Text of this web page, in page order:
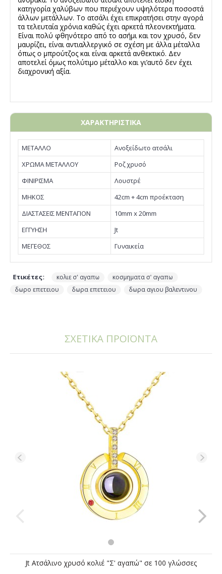
κατηγορία χαλύβων που περιέχουν υψηλότερα ποσοστά
άλλων μετάλλων. Το ατσάλι έχει επικρατήσει στην αγορά
τα τελευταία χρόνια καθώς έχει αρκετά πλεονεκτήματα.
Είναι πολύ φθηνότερο από το ασήμι και τον χρυσό, δεν
μαυρίζει, είναι αντιαλλεργικό σε σχέση με άλλα μέταλλα
όπως ο μπρούτζος και είναι αρκετά ανθεκτικό. Δεν
αποτελεί όμως πολύτιμο μέταλλο και γι’αυτό δεν έχει
διαχρονική αξία.
ΧΑΡΑΚΤΗΡΙΣΤΙΚΑ
ΜΕΤΑΛΛΟ
Ανοξείδωτο ατσάλι
ΧΡΩΜΑ ΜΕΤΑΛΛΟΥ
Ροζ χρυσό
ΦΙΝΙΡΙΣΜΑ
Λουστρέ
ΜΗΚΟΣ
42cm + 4cm προέκταση
ΔΙΑΣΤΑΣΕΙΣ ΜΕΝΤΑΓΙΟΝ
10mm x 20mm
EΓΓΥΗΣΗ
Jt
ΜΕΓΕΘΟΣ
Γυναικεία
Ετικέτες: κολιε σ' αγαπω κοσμηματα σ' αγαπω
δωρο επετειου δωρα επετειου δωρα αγιου βαλεντινου
ΣΧΕΤΙΚΑ ΠΡΟΪΟΝΤΑ
Jt Ατσάλινο χρυσό κολιέ "Σ' αγαπώ" σε 100 γλώσσες